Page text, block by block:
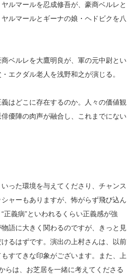
ルマールを忍成修吾が、豪商ベルレと
ルマールとギーナの娘・ヘドビクを八
ベルレを大鷹明良が、軍の元中尉とい
エクダル老人を浅野和之が演じる。
はどこに存在するのか。人々の価値観
優陣の肉声が融合し、これまでにない
った環境を与えてくださり、チャンス
ャーもありますが、怖がらず飛び込ん
義病”といわれるくらい正義感が強
語に大きく関わるのですが、きっと見
るはずです。演出の上村さんは、以前
すてきな印象がございます。また、上
らは、お芝居を一緒に考えてくださる